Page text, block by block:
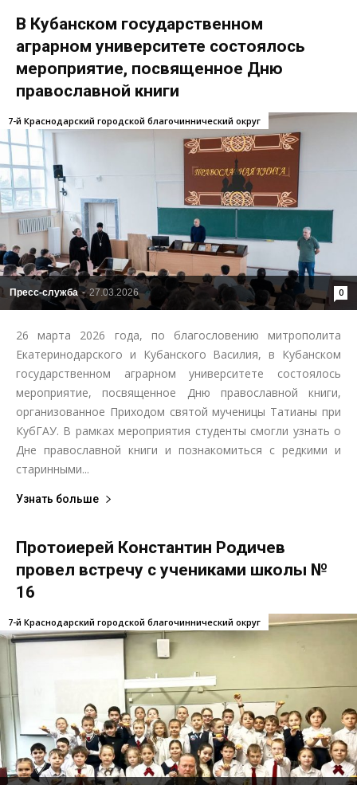
В Кубанском государственном
аграрном университете состоялось
мероприятие, посвященное Дню
православной книги
Пресс-служба - 27.03.2026 0
7-й Краснодарский городской благочиннический округ
26 марта 2026 года, по благословению митрополита
Екатеринодарского и Кубанского Василия, в Кубанском
государственном аграрном университете состоялось
мероприятие, посвященное Дню православной книги,
организованное Приходом святой мученицы Татианы при
КубГАУ. В рамках мероприятия студенты смогли узнать о
Дне православной книги и познакомиться с редкими и
старинными...
Узнать больше
Протоиерей Константин Родичев
провел встречу с учениками школы №
16
7-й Краснодарский городской благочиннический округ